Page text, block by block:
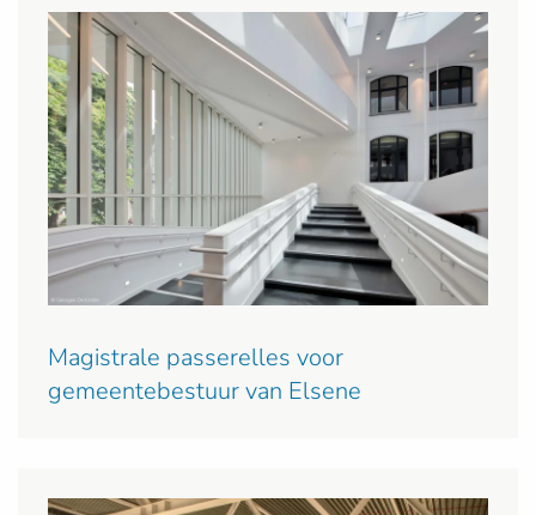
Magistrale passerelles voor
gemeentebestuur van Elsene